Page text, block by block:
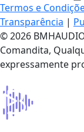
Termos e
Transparência |
© 2026
Comandita,
expressamente